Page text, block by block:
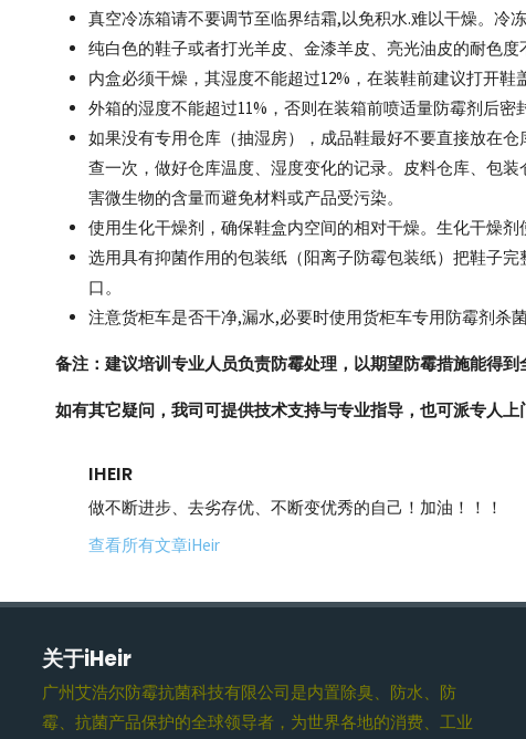
真空冷冻箱请不要调节至临界结霜,以免积水.难以干燥。冷
纯白色的鞋子或者打光羊皮、金漆羊皮、亮光油皮的耐色度
内盒必须干燥，其湿度不能超过12%，在装鞋前建议打开
外箱的湿度不能超过11%，否则在装箱前喷适量防霉剂后密
如果没有专用仓库（抽湿房），成品鞋最好不要直接放在
查一次，做好仓库温度、湿度变化的记录。皮料仓库、包
害微生物的含量而避免材料或产品受污染。
使用生化干燥剂，确保鞋盒内空间的相对干燥。生化干燥
选用具有抑菌作用的包装纸（阳离子防霉包装纸）把鞋子
口。
注意货柜车是否干净,漏水,必要时使用货柜车专用防霉剂杀
备注： 建议培训专业人员负责防霉处理，以期望防霉措施能得到
如有其它疑问，我司可提供技术支持与专业指导，也可派专人上
IHEIR
做不断进步、去劣存优、不断变优秀的自己！加油！！！
查看所有文章iHeir
关于iHeir
广州艾浩尔防霉抗菌科技有限公司是内置除臭、防水、防
霉、抗菌产品保护的全球领导者，为世界各地的消费、工业